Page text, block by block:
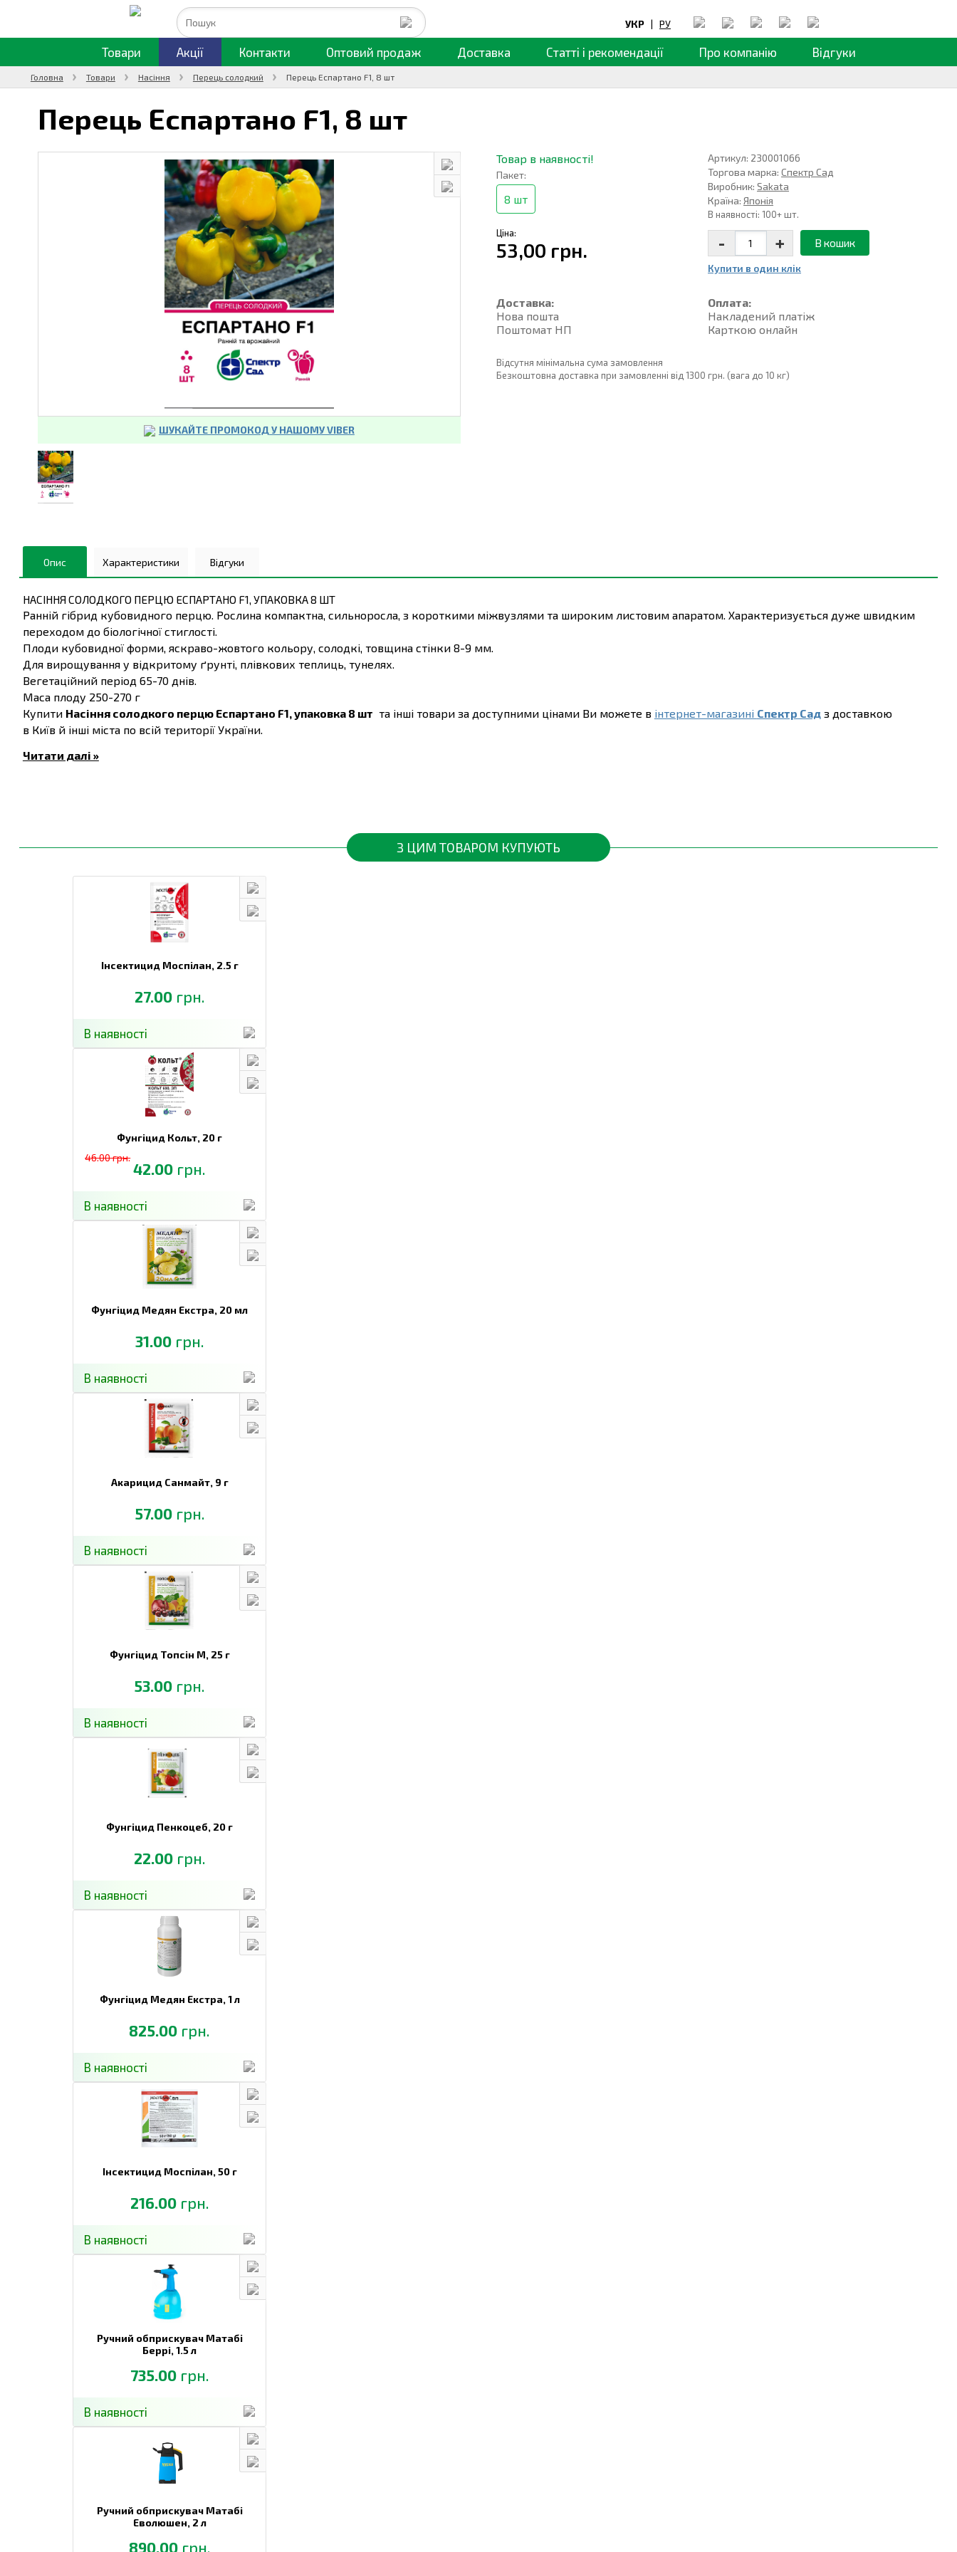
УКР | РУ
Товари Акції Контакти Оптовий продаж Доставка Статті і рекомендації Про компанію Відгуки
Головна Товари Насіння Перець солодкий Перець Еспартано F1, 8 шт
Перець Еспартано F1, 8 шт
ШУКАЙТЕ ПРОМОКОД У НАШОМУ VIBER
Товар в наявності!
Пакет:
8 шт
Артикул: 230001066
Торгова марка:Спектр Сад
Виробник:Sakata
Країна:Японія
В наявності: 100+ шт.
Ціна:
53,00 грн. - + В кошик
Купити в один клiк
Доставка:
Нова пошта
Поштомат НП
Оплата:
Накладений платiж
Карткою онлайн
Відсутня мінімальна сума замовлення
Безкоштовна доставка при замовленні від 1300 грн. (вага до 10 кг)
Опис Характеристики Відгуки
НАСІННЯ СОЛОДКОГО ПЕРЦЮ ЕСПАРТАНО F1, УПАКОВКА 8 ШТ
Ранній гібрид кубовидного перцю. Рослина компактна, сильноросла, з короткими міжвузлями та широким листовим апаратом. Характеризується дуже швидким
переходом до біологічної стиглості.
Плоди кубовидної форми, яскраво-жовтого кольору, солодкі, товщина стінки 8-9 мм.
Для вирощування у відкритому ґрунті, плівкових теплиць, тунелях.
Вегетаційний період 65-70 днів.
Маса плоду 250-270 г
Купити Насіння солодкого перцю Еспартано F1, упаковка 8 шт та інші товари за доступними цінами Ви можете в інтернет-магазині Спектр Сад з доставкою
в Київ й інші міста по всій території України.
Читати далі »
З ЦИМ ТОВАРОМ КУПУЮТЬ
Інсектицид Моспілан, 2.5 г
27.00 грн.
В наявності
Фунгіцид Кольт, 20 г
42.00 грн.
46.00 грн.
В наявності
Фунгіцид Медян Екстра, 20 мл
31.00 грн.
В наявності
Акарицид Санмайт, 9 г
57.00 грн.
В наявності
Фунгіцид Топсін М, 25 г
53.00 грн.
В наявності
Фунгіцид Пенкоцеб, 20 г
22.00 грн.
В наявності
Фунгіцид Медян Екстра, 1 л
825.00 грн.
В наявності
Інсектицид Моспілан, 50 г
216.00 грн.
В наявності
Ручний обприскувач Матабі
Беррі, 1.5 л
735.00 грн.
В наявності
Ручний обприскувач Матабі
Еволюшен, 2 л
890.00 грн.